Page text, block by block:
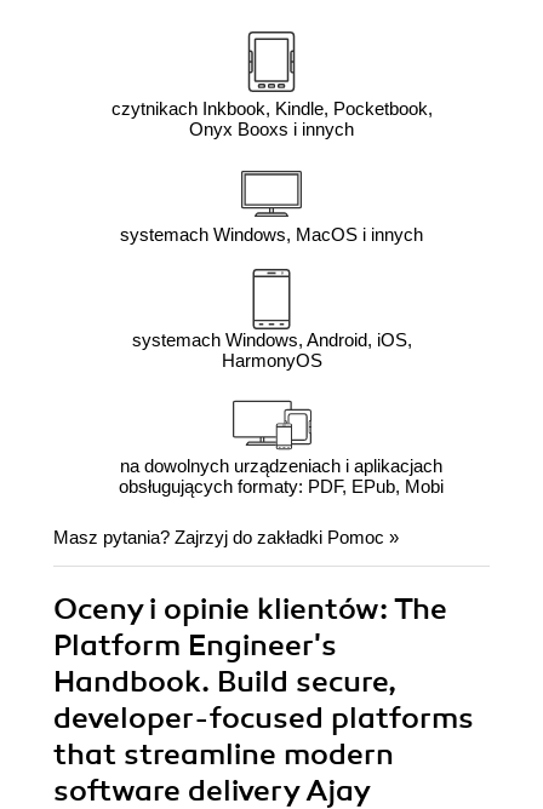
czytnikach Inkbook, Kindle, Pocketbook,
Onyx Booxs i innych
systemach Windows, MacOS i innych
systemach Windows, Android, iOS,
HarmonyOS
na dowolnych urządzeniach i aplikacjach
obsługujących formaty: PDF, EPub, Mobi
Masz pytania? Zajrzyj do zakładki Pomoc »
Oceny i opinie klientów: The
Platform Engineer's
Handbook. Build secure,
developer-focused platforms
that streamline modern
software delivery Ajay